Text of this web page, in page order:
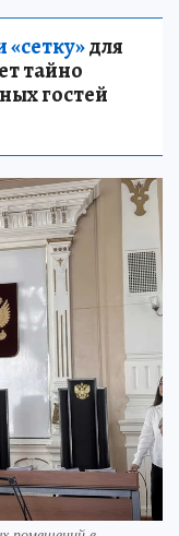
для
тайно
гостей